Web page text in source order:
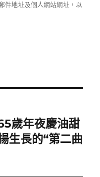
件地址及個人網站網址，以
歲年夜慶油甜
生長的“第二曲